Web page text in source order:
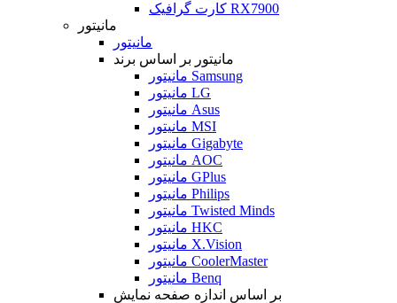
کارت گرافیک RX7900
مانیتور
مانیتور
مانیتور بر اساس برند
مانیتور Samsung
مانیتور LG
مانیتور Asus
مانیتور MSI
مانیتور Gigabyte
مانیتور AOC
مانیتور GPlus
مانیتور Philips
مانیتور Twisted Minds
مانیتور HKC
مانیتور X.Vision
مانیتور CoolerMaster
مانیتور Benq
بر اساس اندازه صفحه نمایش